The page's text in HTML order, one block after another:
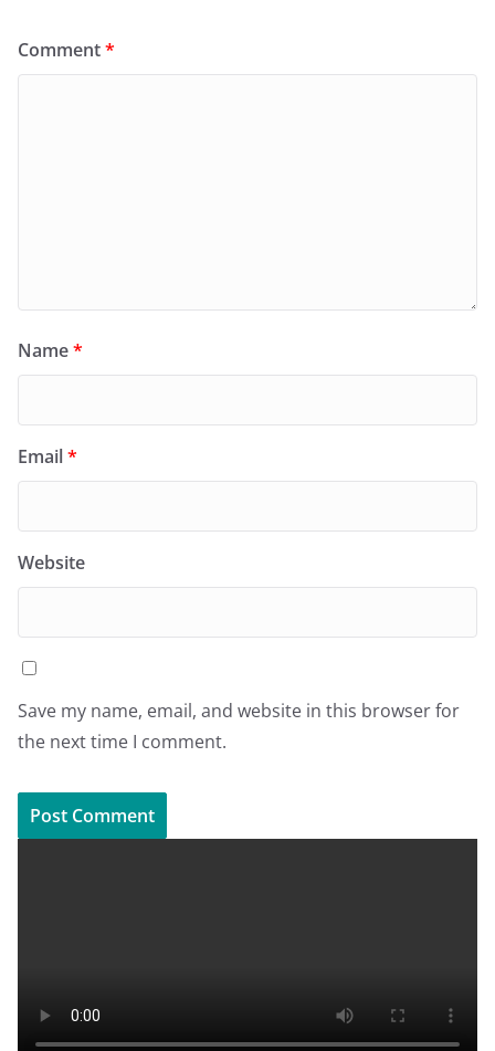
Comment*
Name*
Email*
Website
Save my name, email, and website in this browser for
the next time I comment.